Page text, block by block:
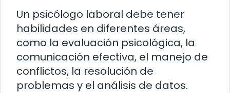
Un psicólogo laboral debe tener
habilidades en diferentes áreas,
como la evaluación psicológica, la
comunicación efectiva, el manejo de
conflictos, la resolución de
problemas y el análisis de datos.